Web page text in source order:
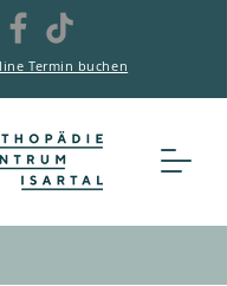
Termin buchen